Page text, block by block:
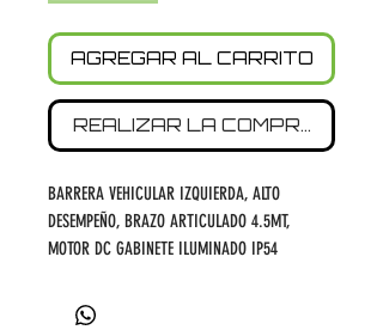
AGREGAR AL CARRITO
REALIZAR LA COMPRA
BARRERA VEHICULAR IZQUIERDA, ALTO
DESEMPEÑO, BRAZO ARTICULADO 4.5MT,
MOTOR DC GABINETE ILUMINADO IP54
APP ZKBARRIER, NO INCLUYE ACCESORIOS.